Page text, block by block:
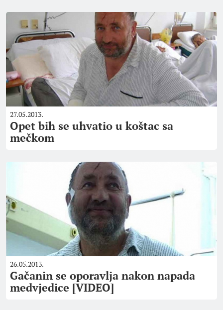
27.05.2013.
Opet bih se uhvatio u koštac sa
mečkom
26.05.2013.
Gačanin se oporavlja nakon napada
medvjedice [VIDEO]